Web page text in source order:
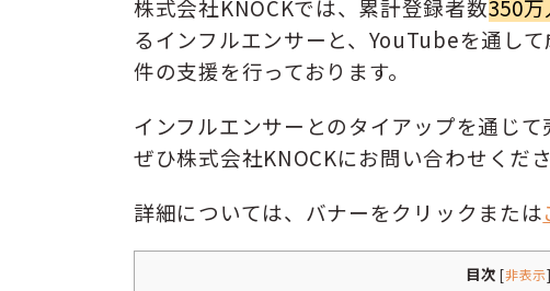
株式会社KNOCKでは、累計登録者数350万
るインフルエンサーと、YouTubeを通し
件の支援を行っております。
インフルエンサーとのタイアップを通じ
ぜひ株式会社KNOCKにお問い合わせくださ
詳細については、バナーをクリックまたは
目次 [非表示]